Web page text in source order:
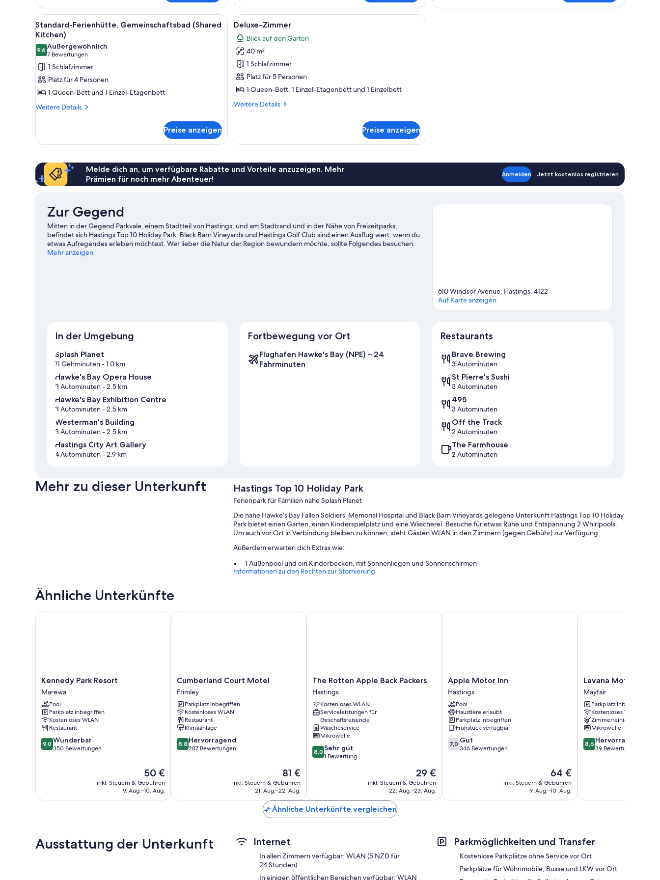
2 Schlafzimmer,
mit
Bad
2 Schlafzimmer
Apartment,
Alle
Fotos
für
Standard-
Ferienhütte,
Gemeinschaftsbad
(Shared
Kitchen)
anzeigen
Ein Zimmer mit Etagenbett, einem Einzelbett, Holzboden, einem Fenster mit Vorhängen und einer Deckenleuchte.
4
Standard-Ferienhütte, Gemeinschaftsbad (Shared
Kitchen)
9,69,6 von 10
Außergewöhnlich
7 Bewertungen
(7
Bewertungen)
1 Schlafzimmer
Platz für 4 Personen
1 Queen-Bett und 1 Einzel-Etagenbett
Weitere Details
Weitere
Ferienhütte,
Kitchen)
Preise anzeigen
Alle
Fotos
für
Deluxe-
Zimmer
anzeigen
Ein ordentlich gemachtes Bett in einem Zimmer mit rautenförmigem Muster an der Wand, ein Fenster mit
6
Deluxe-Zimmer
Blick auf den Garten
40 m²
1 Schlafzimmer
Platz für 5 Personen
1 Queen-Bett, 1 Einzel-Etagenbett und 1 Einzelbett
Weitere Details
Weitere
Zimmer
Preise anzeigen
Melde dich an, um verfügbare Rabatte und Vorteile anzuzeigen. Mehr
Prämien für noch mehr Abenteuer!
Anmelden Jetzt kostenlos registrieren
Zur Gegend
Mitten in der Gegend Parkvale, einem Stadtteil von Hastings, und am Stadtrand und in der Nähe von Freizeitparks,
befindet sich Hastings Top 10 Holiday Park. Black Barn Vineyards und Hastings Golf Club sind einen Ausflug wert, wenn du
etwas Aufregendes erleben möchtest. Wer lieber die Natur der Region bewundern möchte, sollte Folgendes besuchen:
Te Mata Peak und Napier Beach. Du verreist mit Kindern? Dann solltest du dir diese Attraktion nicht entgehen lassen:
Mehr anzeigen
610 Windsor Avenue, Hastings, 4122
Auf Karte anzeigen
In der Umgebung
Splash Planet
11 Gehminuten- 1.0 km
Hawke's Bay Opera House
3 Autominuten- 2.5 km
Hawke's Bay Exhibition Centre
3 Autominuten- 2.5 km
Westerman's Building
3 Autominuten- 2.5 km
Hastings City Art Gallery
4 Autominuten- 2.9 km
Fortbewegung vor Ort
Flughafen Hawke's Bay (NPE) – 24
Fahrminuten
Restaurants
Brave Brewing
3 Autominuten
St Pierre's Sushi
3 Autominuten
495
3 Autominuten
Off the Track
2 Autominuten
The Farmhouse
2 Autominuten
Mehr zu dieser Unterkunft Hastings Top 10 Holiday Park
Ferienpark für Familien nahe Splash Planet
Die nahe Hawke’s Bay Fallen Soldiers’ Memorial Hospital und Black Barn Vineyards gelegene Unterkunft Hastings Top 10 Holiday
Park bietet einen Garten, einen Kinderspielplatz und eine Wäscherei. Besuche für etwas Ruhe und Entspannung 2 Whirlpools.
Um auch vor Ort in Verbindung bleiben zu können, steht Gästen WLAN in den Zimmern (gegen Gebühr) zur Verfügung.
Außerdem erwarten dich Extras wie:
1 Außenpool und ein Kinderbecken, mit Sonnenliegen und Sonnenschirmen
Parken ohne Service (kostenlos)
Hochstuhl und Heizung
Informationen zu den Rechten zur Stornierung
Ähnliche Unterkünfte
Kennedy
Park
Resort
Marewa
Kennedy Park Resort
Marewa
Pool
Parkplatz inbegriffen
Kostenloses WLAN
Restaurant
9.0
von
9,0 Wunderbar
350 Bewertungen
Der
Preis
beträgt
50 €
inkl. Steuern & Gebühren
9. Aug.–10. Aug.
Kennedy Park Resort
Cumberland
Court
Motel
Frimley
Cumberland Court Motel
Frimley
Parkplatz inbegriffen
Kostenloses WLAN
Restaurant
Klimaanlage
8.8
von
8,8 Hervorragend
287 Bewertungen
Der
Preis
beträgt
81 €
inkl. Steuern & Gebühren
21. Aug.–22. Aug.
Cumberland Court Motel
The
Rotten
Apple
Back
Packers
Hastings
The Rotten Apple Back Packers
Hastings
Kostenloses WLAN
Serviceleistungen für
Geschäftsreisende
Wäscheservice
Mikrowelle
8.0
von
Bewertung
8,0 Sehr gut
1 Bewertung
Der
Preis
beträgt
29 €
inkl. Steuern & Gebühren
22. Aug.–23. Aug.
The Rotten Apple Back Packers
Apple
Motor
Inn
Hastings
Apple Motor Inn
Hastings
Pool
Haustiere erlaubt
Parkplatz inbegriffen
Frühstück verfügbar
7.0
von
7,0 Gut
346 Bewertungen
Der
Preis
beträgt
64 €
inkl. Steuern & Gebühren
9. Aug.–10. Aug.
Apple Motor Inn
Lavana
Motels
Mayfair
Lavana Motels
Mayfair
Parkplatz inbegriffen
Kostenloses WLAN
Zimmerreinigung
Mikrowelle
8.6
von
8,6 Hervorragend
39 Bewertungen
Lavana Motels
Ähnliche Unterkünfte vergleichen
Ausstattung der Unterkunft Internet
In allen Zimmern verfügbar: WLAN (5 NZD für
24 Stunden)
In einigen öffentlichen Bereichen verfügbar: WLAN
Parkmöglichkeiten und Transfer
Kostenlose Parkplätze ohne Service vor Ort
Parkplätze für Wohnmobile, Busse und LKW vor Ort